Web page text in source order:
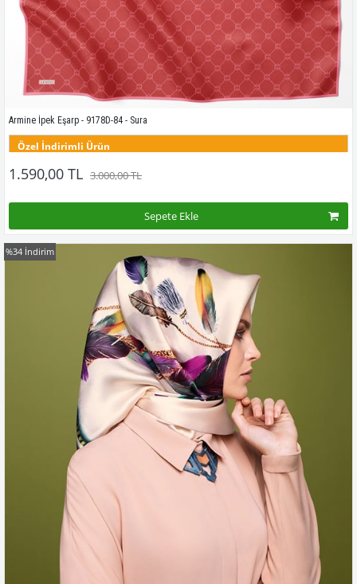
Armine İpek Eşarp - 9178D-84 - Sura
Özel İndirimli Ürün
Kampanyadaki tüm modelleri görmek için buraya tıkla
1.590,00 TL 3.000,00 TL
Sepete Ekle
%34 İndirim